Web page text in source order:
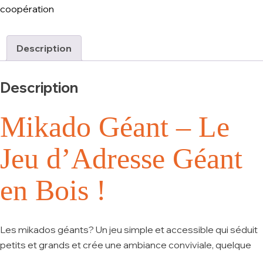
coopération
Description
Description
Mikado Géant – Le
Jeu d’Adresse Géant
en Bois !
Les mikados géants? Un jeu simple et accessible qui séduit
petits et grands et crée une ambiance conviviale, quelque